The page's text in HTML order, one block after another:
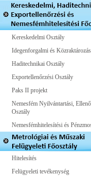
Kereskedelmi Osztály
Idegenforgalmi és
Haditechnikai Osztály
Exportellenőrzési Osztály
Paks II projekt
Nemesfém Nyilvántartási,
Osztály
Nemesfémhitelesítési és
Hitelesítés
Felügyeleti tevékenység